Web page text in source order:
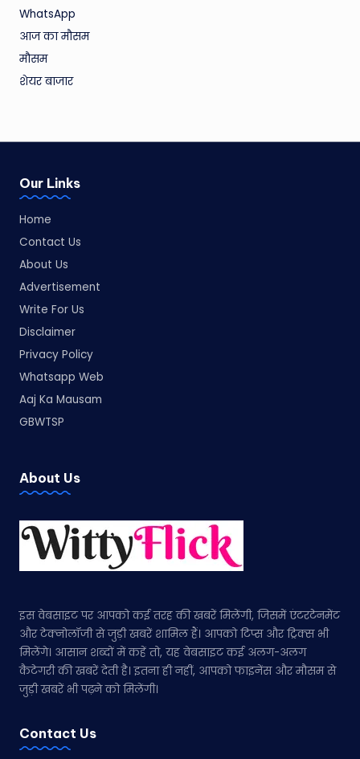
WhatsApp
आज का मौसम
मौसम
शेयर बाजार
Our Links
Home
Contact Us
About Us
Advertisement
Write For Us
Disclaimer
Privacy Policy
Whatsapp Web
Aaj Ka Mausam
GBWTSP
About Us
इस वेबसाइट पर आपको कई तरह की खबरें मिलेंगी, जिसमें एंटरटेनमेंट
और टेक्नोलॉजी से जुड़ी खबरें शामिल हैं। आपको टिप्स और ट्रिक्स भी
मिलेंगे। आसान शब्दों में कहें तो, यह वेबसाइट कई अलग-अलग
कैटेगरी की खबरें देती है। इतना ही नहीं, आपको फाइनेंस और मौसम से
जुड़ी खबरें भी पढ़ने को मिलेंगी।
Contact Us